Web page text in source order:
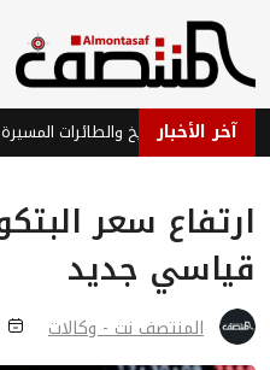
آخر الأخبار
ارتفاع سعر
قياسي جديد
المنتصف نت - وكالات